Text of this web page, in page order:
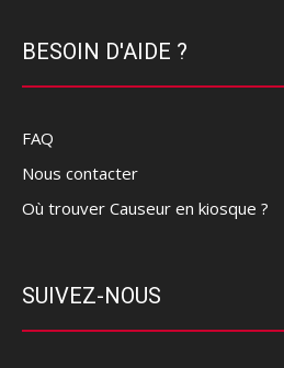
BESOIN D'AIDE ?
FAQ
Nous contacter
Où trouver Causeur en kiosque ?
SUIVEZ-NOUS